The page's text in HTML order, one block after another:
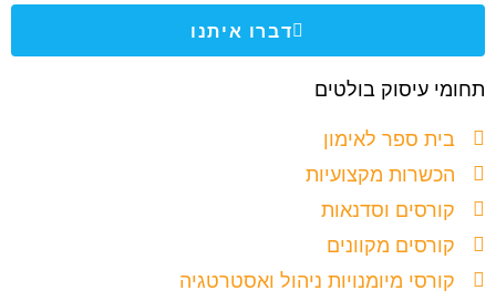
דברו איתנו
תחומי עיסוק בולטים
בית ספר לאימון
הכשרות מקצועיות
קורסים וסדנאות
קורסים מקוונים
קורסי מיומנויות ניהול ואסטרטגיה